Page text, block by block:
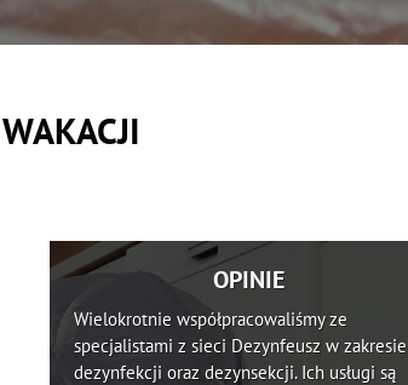
OPINIE
Wielokrotnie współpracowaliśmy ze
specjalistami z sieci Dezynfeusz w zakresie
dezynfekcji oraz dezynsekcji. Ich usługi są